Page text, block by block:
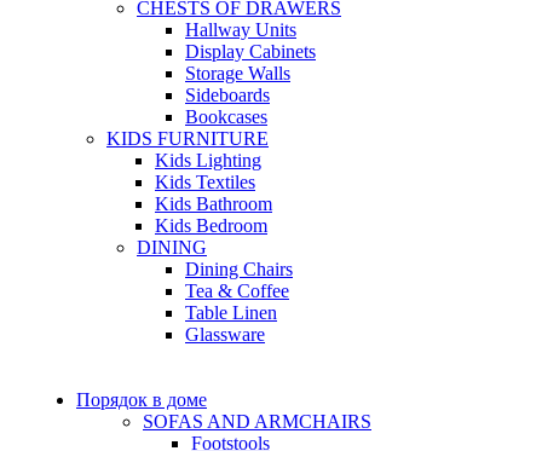
CHESTS OF DRAWERS
Hallway Units
Display Cabinets
Storage Walls
Sideboards
Bookcases
KIDS FURNITURE
Kids Lighting
Kids Textiles
Kids Bathroom
Kids Bedroom
DINING
Dining Chairs
Tea & Coffee
Table Linen
Glassware
Порядок в доме
SOFAS AND ARMCHAIRS
Footstools